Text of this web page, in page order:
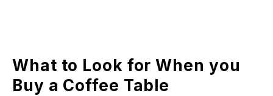
What to Look for When you
Buy a Coffee Table